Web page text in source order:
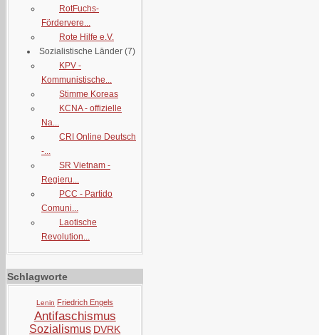
RotFuchs-
Fördervere...
Rote Hilfe e.V.
Sozialistische Länder (7)
KPV -
Kommunistische...
Stimme Koreas
KCNA - offizielle
Na...
CRI Online Deutsch
-...
SR Vietnam -
Regieru...
PCC - Partido
Comuni...
Laotische
Revolution...
Schlagworte
Lenin Friedrich Engels
Antifaschismus
Sozialismus DVRK